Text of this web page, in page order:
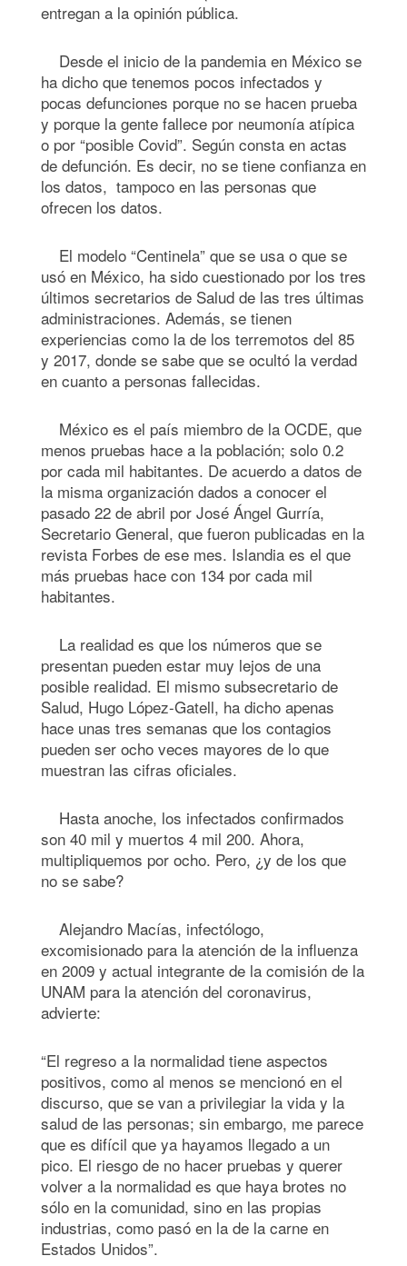
entregan a la opinión pública.
Desde el inicio de la pandemia en México se
ha dicho que tenemos pocos infectados y
pocas defunciones porque no se hacen prueba
y porque la gente fallece por neumonía atípica
o por “posible Covid”. Según consta en actas
de defunción. Es decir, no se tiene confianza en
los datos, tampoco en las personas que
ofrecen los datos.
El modelo “Centinela” que se usa o que se
usó en México, ha sido cuestionado por los tres
últimos secretarios de Salud de las tres últimas
administraciones. Además, se tienen
experiencias como la de los terremotos del 85
y 2017, donde se sabe que se ocultó la verdad
en cuanto a personas fallecidas.
México es el país miembro de la OCDE, que
menos pruebas hace a la población; solo 0.2
por cada mil habitantes. De acuerdo a datos de
la misma organización dados a conocer el
pasado 22 de abril por José Ángel Gurría,
Secretario General, que fueron publicadas en la
revista Forbes de ese mes. Islandia es el que
más pruebas hace con 134 por cada mil
habitantes.
La realidad es que los números que se
presentan pueden estar muy lejos de una
posible realidad. El mismo subsecretario de
Salud, Hugo López-Gatell, ha dicho apenas
hace unas tres semanas que los contagios
pueden ser ocho veces mayores de lo que
muestran las cifras oficiales.
Hasta anoche, los infectados confirmados
son 40 mil y muertos 4 mil 200. Ahora,
multipliquemos por ocho. Pero, ¿y de los que
no se sabe?
Alejandro Macías, infectólogo,
excomisionado para la atención de la influenza
en 2009 y actual integrante de la comisión de la
UNAM para la atención del coronavirus,
advierte:
“El regreso a la normalidad tiene aspectos
positivos, como al menos se mencionó en el
discurso, que se van a privilegiar la vida y la
salud de las personas; sin embargo, me parece
que es difícil que ya hayamos llegado a un
pico. El riesgo de no hacer pruebas y querer
volver a la normalidad es que haya brotes no
sólo en la comunidad, sino en las propias
industrias, como pasó en la de la carne en
Estados Unidos”.